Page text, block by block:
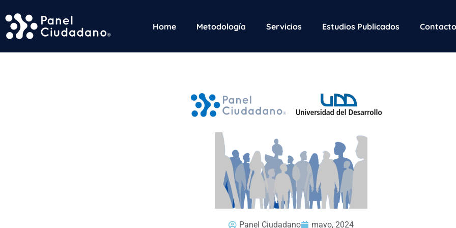
Home Metodología Servicios Estudios Publicados Contacto
Panel Ciudadano mayo, 2024